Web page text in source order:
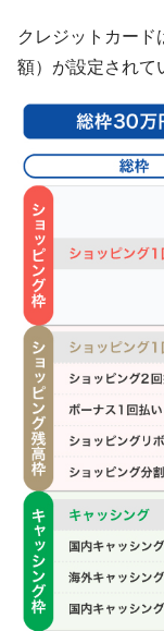
クレジットカード
額）が設定されて